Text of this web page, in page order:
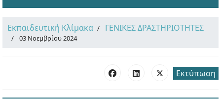
Εκπαιδευτική Κλίμακα ΓΕΝΙΚΕΣ ΔΡΑΣΤΗΡΙΟΤΗΤΕΣ
03 Νοεμβρίου 2024
Εκτύπωση